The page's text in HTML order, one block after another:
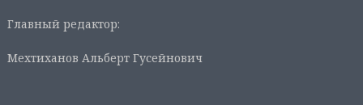
Главный редактор:
Мехтиханов Альберт Гусейнович